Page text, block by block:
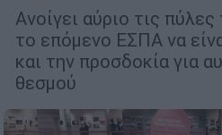
Ανοίγει αύριο τις
το επόµενο ΕΣΠΑ να
και την προσδοκία για
θεσµού